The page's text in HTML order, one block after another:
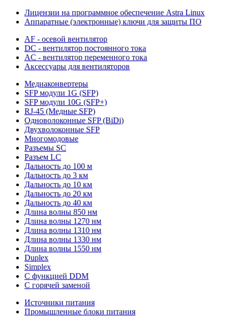
Лицензии на программное обеспечение Astra Linux
Аппаратные (электронные) ключи для защиты ПО
AF - осевой вентилятор
DC - вентилятор постоянного тока
AC - вентилятор переменного тока
Аксессуары для вентиляторов
Медиаконвертеры
SFP модули 1G (SFP)
SFP модули 10G (SFP+)
RJ-45 (Медные SFP)
Одноволоконные SFP (BiDi)
Двухволоконные SFP
Многомодовые
Разъемы SC
Разъем LC
Дальность до 100 м
Дальность до 3 км
Дальность до 10 км
Дальность до 20 км
Дальность до 40 км
Длина волны 850 нм
Длина волны 1270 нм
Длина волны 1310 нм
Длина волны 1330 нм
Длина волны 1550 нм
Duplex
Simplex
С функцией DDM
С горячей заменой
Источники питания
Промышленные блоки питания